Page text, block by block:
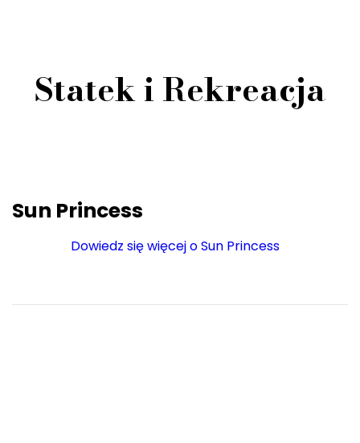
Statek i Rekreacja
Sun Princess
Dowiedz się więcej o Sun Princess